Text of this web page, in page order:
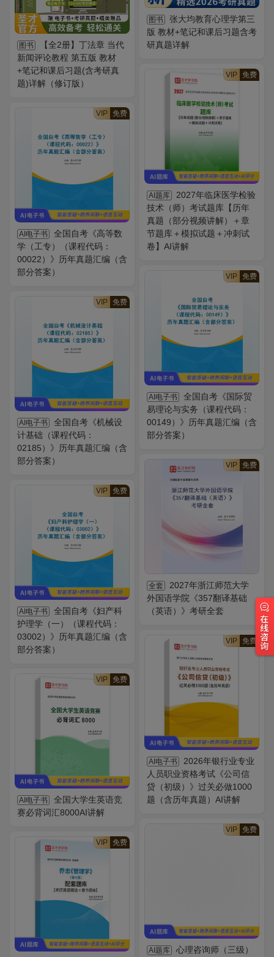
图书
张大均教育心理学第三
版 教材+笔记和课后习题含考
研真题详解
图书
【全2册】丁法章 当代
新闻评论教程 第五版 教材
+笔记和课后习题(含考研真
题)详解（修订版）
VIP 免费
AI题库
2027年临床医学检验
技术（师）考试题库【历年
真题（部分视频讲解）＋章
节题库＋模拟试题＋冲刺试
卷】AI讲解
VIP 免费
AI电子书
全国自考《高等数
学（工专）（课程代码：
00022）》历年真题汇编（含
部分答案）
VIP 免费
AI电子书
全国自考《国际贸
易理论与实务（课程代码：
00149）》历年真题汇编（含
部分答案）
VIP 免费
AI电子书
全国自考《机械设
计基础（课程代码：
02185）》历年真题汇编（含
部分答案）
VIP 免费
全套
2027年浙江师范大学
外国语学院《357翻译基础
（英语）》考研全套
VIP 免费
AI电子书
全国自考《妇产科
护理学（一）（课程代码：
03002）》历年真题汇编（含
部分答案）
VIP 免费
AI电子书
2026年银行业专业
人员职业资格考试《公司信
贷（初级）》过关必做1000
题（含历年真题）AI讲解
VIP 免费
AI电子书
全国大学生英语竞
赛必背词汇8000AI讲解
VIP 免费
AI题库 心理咨询师（三级）
VIP 免费